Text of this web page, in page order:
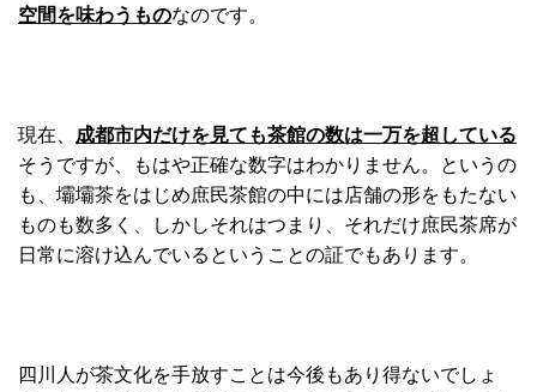
空間を味わうものなのです。
現在、 成都市内だけを見ても茶館の数は一万を超している
そうですが、もはや正確な数字はわかりません。というの
も、壩壩茶をはじめ庶民茶館の中には店舗の形をもたない
ものも数多く、しかしそれはつまり、それだけ庶民茶席が
日常に溶け込んでいるということの証でもあります。
四川人が茶文化を手放すことは今後もあり得ないでしょ